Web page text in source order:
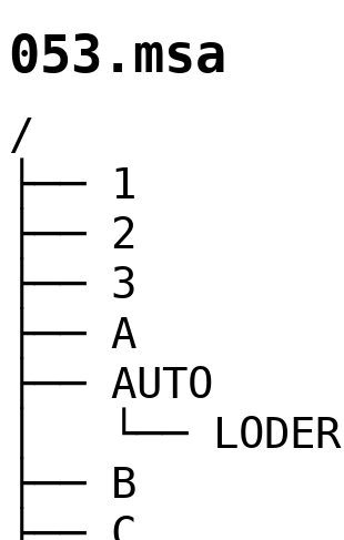
053.msa
/
├── 1
├── 2
├── 3
├── A
├── AUTO
│ └──
├── B